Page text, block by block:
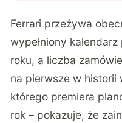
Ferrari przeżywa
wypełniony
roku, a liczba
na pierwsze w historii
którego premiera
rok – pokazuje, że